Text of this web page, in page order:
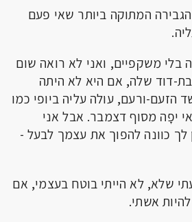
הגבירה המתוקה ביותר שאי פעם
בלי משקפיים, ואני לא רואה שום
דוד שלה, אם היא לא היתה
הזעם-ורעם, עולה עליה ביופי כמו
יפָה מסוף דצמבר. אבל אני
לך כוונה להפוך את עצמך לבעל -
שלא, לא הייתי בוטח בעצמי, אם
אשתי.